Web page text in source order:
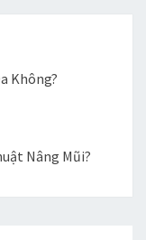
Không?
Nâng Mũi?